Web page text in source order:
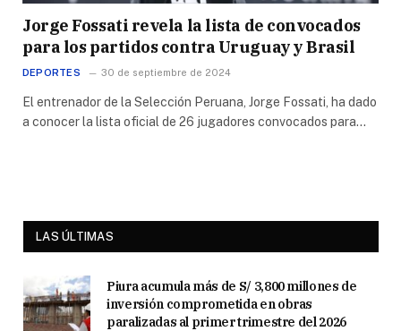
Jorge Fossati revela la lista de convocados
para los partidos contra Uruguay y Brasil
DEPORTES 30 de septiembre de 2024
El entrenador de la Selección Peruana, Jorge Fossati, ha dado
a conocer la lista oficial de 26 jugadores convocados para…
LAS ÚLTIMAS
Piura acumula más de S/ 3,800 millones de
inversión comprometida en obras
paralizadas al primer trimestre del 2026